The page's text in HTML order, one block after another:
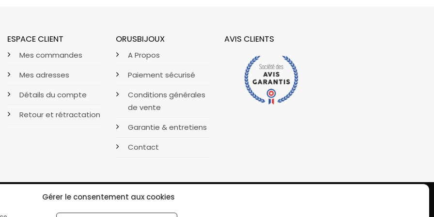
Gérer le consentement aux cookies
ESPACE CLIENT
Mes commandes
Mes adresses
Détails du compte
Retour et rétractation
ORUSBIJOUX
A Propos
Paiement sécurisé
Conditions générales
de vente
Garantie & entretiens
Contact
AVIS CLIENTS